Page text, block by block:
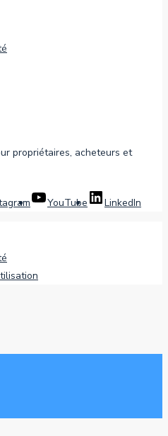
propriétaires, acheteurs et
YouTube LinkedIn